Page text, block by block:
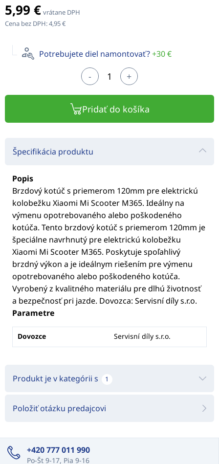
5,99 € vrátane DPH
Cena bez DPH:4,95 €
Potrebujete diel namontovať?+30 €
- +
Pridať do košíka
Špecifikácia produktu
Popis
Brzdový kotúč s priemerom 120mm pre elektrickú
kolobežku Xiaomi Mi Scooter M365. Ideálny na
výmenu opotrebovaného alebo poškodeného
kotúča. Tento brzdový kotúč s priemerom 120mm je
špeciálne navrhnutý pre elektrickú kolobežku
Xiaomi Mi Scooter M365. Poskytuje spoľahlivý
brzdný výkon a je ideálnym riešením pre výmenu
opotrebovaného alebo poškodeného kotúča.
Vyrobený z kvalitného materiálu pre dlhú životnosť
a bezpečnosť pri jazde. Dovozca: Servisní díly s.r.o.
Parametre
Dovozce Servisní díly s.r.o.
Produkt je v kategórii s 1
Položiť otázku predajcovi
+420 777 011 990
Po-Št 9-17, Pia 9-16